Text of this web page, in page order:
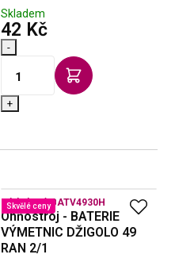
Skladem
42 Kčs DPH
-
+
Skvělé ceny
Kód zboží:BATV4930H
Ohňostroj - BATERIE
VÝMETNIC DŽIGOLO 49
RAN 2/1